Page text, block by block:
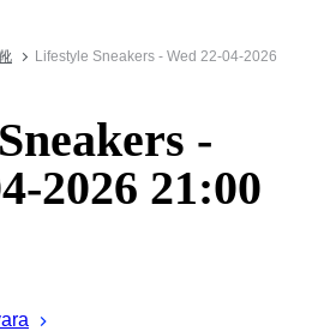
Lifestyle Sneakers - Wed 22-04-2026
-
2026 21:00